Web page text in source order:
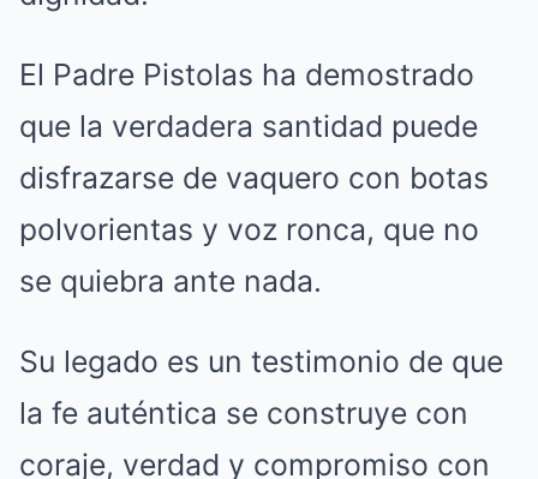
El Padre Pistolas ha demostrado
que la verdadera santidad puede
disfrazarse de vaquero con botas
polvorientas y voz ronca, que no
se quiebra ante nada.
Su legado es un testimonio de que
la fe auténtica se construye con
coraje, verdad y compromiso con